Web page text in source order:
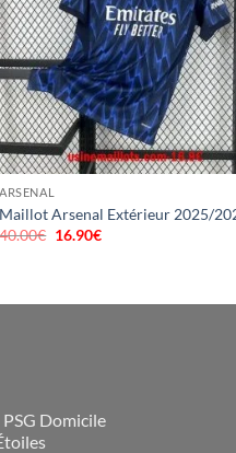
ARSENAL
Maillot Arsenal Extérieur 2025/
40.00€ Le
16.90€Le
Domicile